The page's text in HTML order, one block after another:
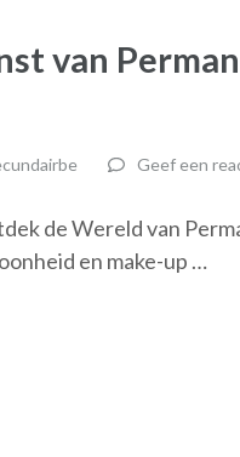
van
Geef een
de Wereld van
en make-up …